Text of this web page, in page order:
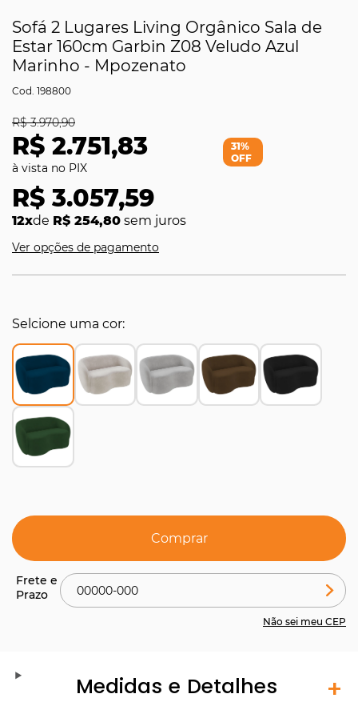
Sofá 2 Lugares Living Orgânico Sala de
Estar 160cm Garbin Z08 Veludo Azul
Marinho - Mpozenato
198800
R$ 2.751,83
R$ 3.970,90
R$ 3.057,59
12xde R$ 254,80 sem juros
31%
OFF
Ver opções de pagamento
Selcione uma cor
Comprar
Não sei meu CEP
Medidas e Detalhes